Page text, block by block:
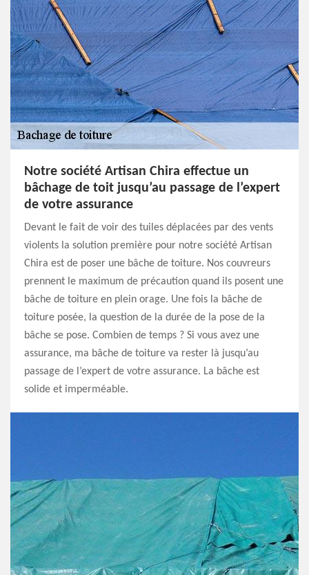
Notre société Artisan Chira effectue un
bâchage de toit jusqu’au passage de l’expert
de votre assurance
Devant le fait de voir des tuiles déplacées par des vents
violents la solution première pour notre société Artisan
Chira est de poser une bâche de toiture. Nos couvreurs
prennent le maximum de précaution quand ils posent une
bâche de toiture en plein orage. Une fois la bâche de
toiture posée, la question de la durée de la pose de la
bâche se pose. Combien de temps ? Si vous avez une
assurance, ma bâche de toiture va rester là jusqu’au
passage de l’expert de votre assurance. La bâche est
solide et imperméable.